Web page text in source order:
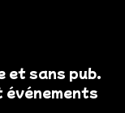
et sans pub.
événements